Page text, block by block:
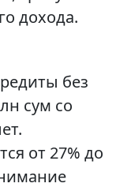
дохода.
без
сум со
от 27% до